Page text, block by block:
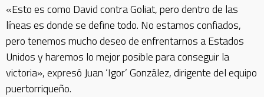
«Esto es como David contra Goliat, pero dentro de las
líneas es donde se define todo. No estamos confiados,
pero tenemos mucho deseo de enfrentarnos a Estados
Unidos y haremos lo mejor posible para conseguir la
victoria», expresó Juan ‘Igor’ González, dirigente del equipo
puertorriqueño.